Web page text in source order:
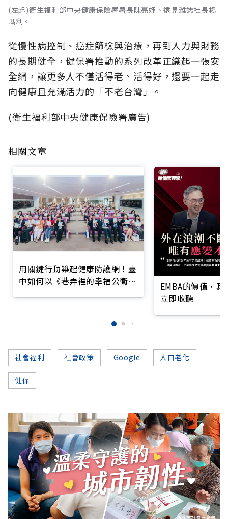
(左起)衛生福利部中央健康保險署署長陳亮妤、遠見雜誌社長楊
瑪利。
從慢性病控制、癌症篩檢與治療，再到人力與財務
的長期健全，健保署推動的系列改革正織起一張安
全網，讓更多人不僅活得老、活得好，還要一起走
向健康且充滿活力的「不老台灣」。
(衛生福利部中央健康保險署廣告)
相關文章
用關鍵行動築起健康防護網！臺
中如何以《巷弄裡的幸福公衛》
EMBA的價值，
立即收聽
社會福利 社會政策 Google 人口老化
健保